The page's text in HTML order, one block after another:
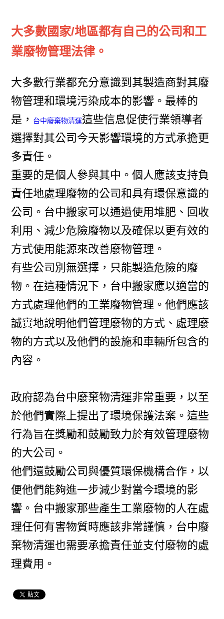
大多數國家/地區都有自己的公司和工
業廢物管理法律。
大多數行業都充分意識到其製造商對其廢
物管理和環境污染成本的影響。最棒的
是，
台中廢棄物清運這些信息促使行業領導者
選擇對其公司今天影響環境的方式承擔更
多責任。
重要的是個人參與其中。個人應該支持負
責任地處理廢物的公司和具有環保意識的
公司。台中搬家可以通過使用堆肥、回收
利用、減少危險廢物以及確保以更有效的
方式使用能源來改善廢物管理。
有些公司別無選擇，只能製造危險的廢
物。在這種情況下，台中搬家應以適當的
方式處理他們的工業廢物管理。他們應該
誠實地說明他們管理廢物的方式、處理廢
物的方式以及他們的設施和車輛所包含的
內容。
政府認為台中廢棄物清運非常重要，以至
於他們實際上提出了環境保護法案。這些
行為旨在獎勵和鼓勵致力於有效管理廢物
的大公司。
他們還鼓勵公司與優質環保機構合作，以
便他們能夠進一步減少對當今環境的影
響。台中搬家那些產生工業廢物的人在處
理任何有害物質時應該非常謹慎，台中廢
棄物清運也需要承擔責任並支付廢物的處
理費用。